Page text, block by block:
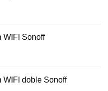
WIFI Sonoff
WIFI doble Sonoff